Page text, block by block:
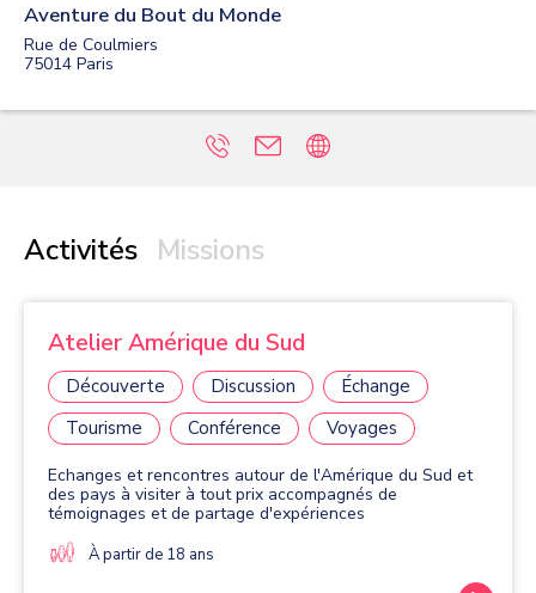
Aventure du Bout du Monde
Rue de Coulmiers
75014 Paris
Activités Missions
Atelier Amérique du Sud
Découverte Discussion
Échange
Tourisme
Conférence Voyages
Echanges et rencontres autour de l'Amérique du Sud et
des pays à visiter à tout prix accompagnés de
témoignages et de partage d'expériences
À partir de 18 ans